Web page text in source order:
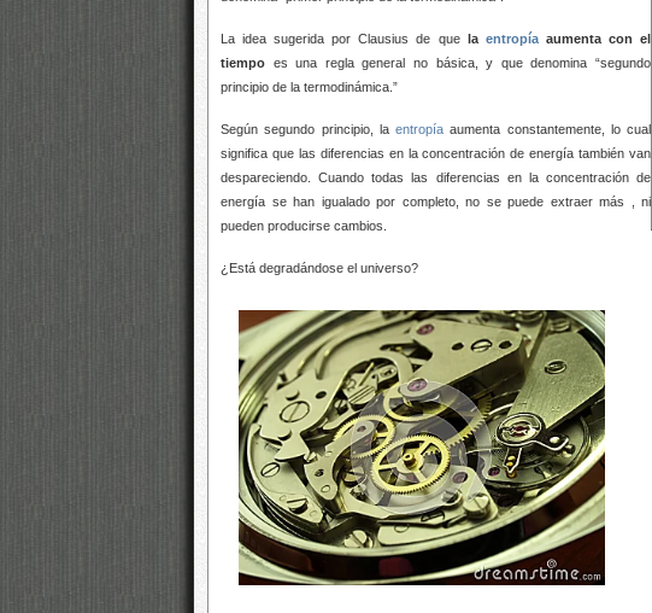
La idea sugerida por Clausius de que la entropíaaumenta con el
tiempo es una regla general no básica, y que denomina “segundo
principio de la termodinámica.”
Segúnsegundo principio, la entropía aumenta constantemente, lo cual
significa que las diferencias en la concentración de energía también van
despareciendo. Cuando todas las diferencias en la concentración de
energía se han igualado por completo, no se puede extraer más
, ni
pueden producirse cambios.
¿Está degradándose el universo?